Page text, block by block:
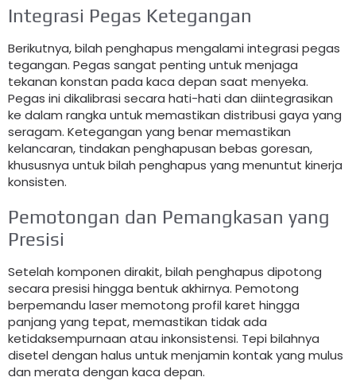
Integrasi Pegas Ketegangan
Berikutnya, bilah penghapus mengalami integrasi pegas
tegangan. Pegas sangat penting untuk menjaga
tekanan konstan pada kaca depan saat menyeka.
Pegas ini dikalibrasi secara hati-hati dan diintegrasikan
ke dalam rangka untuk memastikan distribusi gaya yang
seragam. Ketegangan yang benar memastikan
kelancaran, tindakan penghapusan bebas goresan,
khususnya untuk bilah penghapus yang menuntut kinerja
konsisten.
Pemotongan dan Pemangkasan yang
Presisi
Setelah komponen dirakit, bilah penghapus dipotong
secara presisi hingga bentuk akhirnya. Pemotong
berpemandu laser memotong profil karet hingga
panjang yang tepat, memastikan tidak ada
ketidaksempurnaan atau inkonsistensi. Tepi bilahnya
disetel dengan halus untuk menjamin kontak yang mulus
dan merata dengan kaca depan.